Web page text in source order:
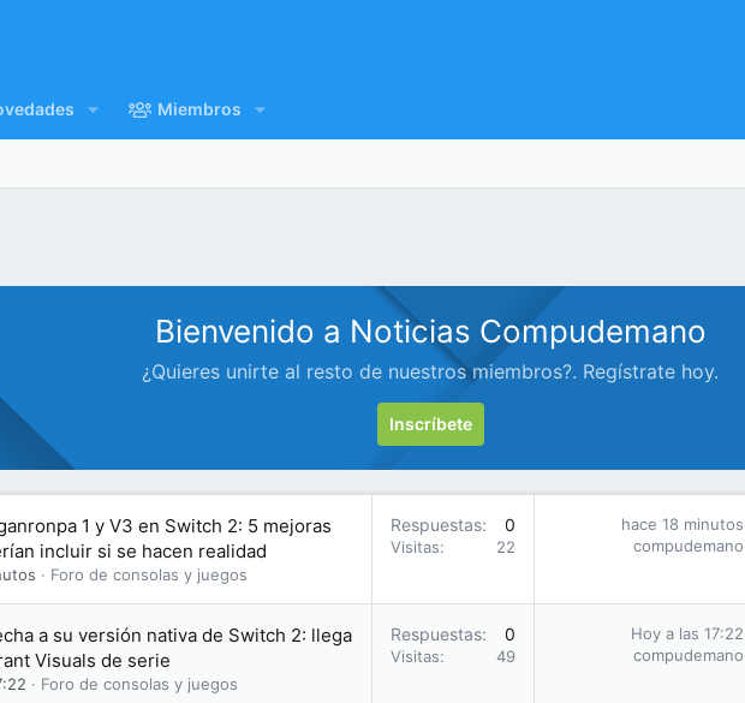
Miembros
Bienvenido a Noticias Compudemano
¿Quieres unirte al resto de nuestros miembros?. Regístrate hoy.
Inscríbete
1 y V3 en Switch 2: 5 mejoras
incluir si se hacen realidad
Foro de consolas y juegos
Respuestas 0
Visitas 22
hace 18 minutos
compudemano
a su versión nativa de Switch 2: llega
Visuals de serie
Foro de consolas y juegos
Respuestas 0
Visitas 49
Hoy a las 17:22
compudemano